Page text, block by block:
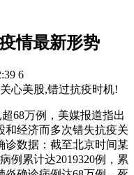
情最新形势
6
心美股,错过抗疫时机!
68万例，美媒报道指出
和经济而多次错失抗疫关
诊数据：截至北京时间某
例累计达2019320例，累